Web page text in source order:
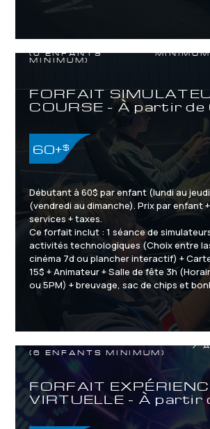
(6 ENFANTS
MINIMUM)
FORFAIT
COURSE - À partir
60+$
Débutant à 60$ par enfant (lundi au
(vendredi au dimanche). Prix par enfant
services + taxes.
Ce forfait inclut : 1 séance de
activités technologiques (Choix entre
cinéma 7d ou plancher interactif) +
15$ + Animateur + Salle de fête 3h
ou 5PM) + breuvage, sac de chips et
(6 ENFANTS MINIMUM)
7
FORFAIT
VIRTUELLE - À partir